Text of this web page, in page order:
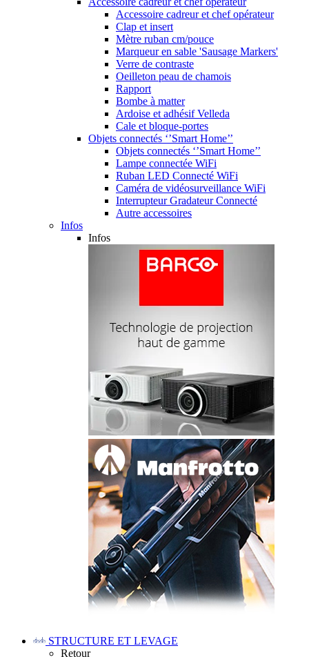
Accessoire cadreur et chef opérateur
Clap et insert
Mètre ruban cm/pouce
Marqueur en sable 'Sausage Markers'
Verre de contraste
Oeilleton peau de chamois
Rapport
Bombe à matter
Ardoise et adhésif Velleda
Cale et bloque-portes
Objets connectés ‘’Smart Home’’
Objets connectés ‘’Smart Home’’
Lampe connectée WiFi
Ruban LED Connecté WiFi
Caméra de vidéosurveillance WiFi
Interrupteur Gradateur Connecté
Autre accessoires
Infos
Infos
STRUCTURE ET LEVAGE
Retour